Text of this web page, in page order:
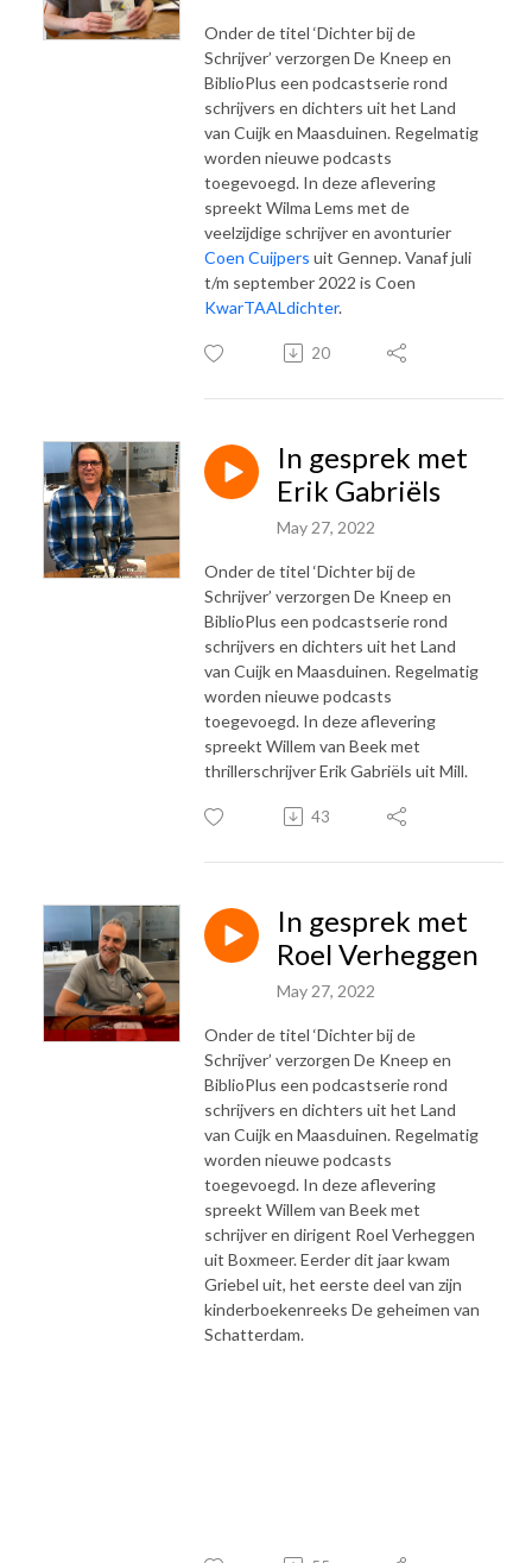
Onder de titel ‘Dichter bij de
Schrijver’ verzorgen De Kneep en
BiblioPlus een podcastserie rond
schrijvers en dichters uit het Land
van Cuijk en Maasduinen. Regelmatig
worden nieuwe podcasts
toegevoegd. In deze aflevering
spreekt Wilma Lems met de
veelzijdige schrijver en avonturier
Coen Cuijpers uit Gennep. Vanaf juli
t/m september 2022 is Coen
KwarTAALdichter.
20
In gesprek met
Erik Gabriëls
May 27, 2022
Onder de titel ‘Dichter bij de
Schrijver’ verzorgen De Kneep en
BiblioPlus een podcastserie rond
schrijvers en dichters uit het Land
van Cuijk en Maasduinen. Regelmatig
worden nieuwe podcasts
toegevoegd. In deze aflevering
spreekt Willem van Beek met
thrillerschrijver Erik Gabriëls uit Mill.
43
In gesprek met
Roel Verheggen
May 27, 2022
Onder de titel ‘Dichter bij de
Schrijver’ verzorgen De Kneep en
BiblioPlus een podcastserie rond
schrijvers en dichters uit het Land
van Cuijk en Maasduinen. Regelmatig
worden nieuwe podcasts
toegevoegd. In deze aflevering
spreekt Willem van Beek met
schrijver en dirigent Roel Verheggen
uit Boxmeer. Eerder dit jaar kwam
Griebel uit, het eerste deel van zijn
kinderboekenreeks De geheimen van
Schatterdam.